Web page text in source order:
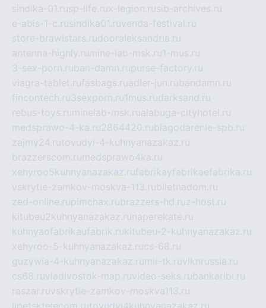
sindika-01.rusp-life.rux-legion.rusib-archives.ru
e-abis-1-c.rusindika01.ruvenda-festival.ru
store-brawlstars.rudooraleksandria.ru
antenna-highly.ru mine-lab-msk.ru1-mus.ru
3-sex-porn.ruban-damn.rupurse-factory.ru
viagra-tablet.rufasbags.ruadler-jun.rubandamn.ru
fincontech.ru3sexporn.ru1mus.rudarksand.ru
rebus-toys.ru minelab-msk.rualabuga-cityhotel.ru
medsprawo-4-ka.ru2864420.rublagodarenie-spb.ru
zajmy24.rutovudyi-4-kuhnyanazakaz.ru
brazzerscom.ru medsprawo4ka.ru
xehyroo5kuhnyanazakaz.rufabrikayfabrikaefabrika.ru
vskrytie-zamkov-moskva-113.rubiletnadom.ru
zed-online.rupimchax.rubrazzers-hd.ruz-host.ru
kitubeu2kuhnyanazakaz.ru naperekate.ru
kuhnyaofabrikaufabrik.rukitubeu-2-kuhnyanazakaz.ru
xehyroo-5-kuhnyanazakaz.rucs-68.ru
guzywia-4-kuhnyanazakaz.ru mir-tk.ruvlknrussia.ru
cs68.ruvladivostok-map.ruvideo-seks.rubankaribi.ru
raszar.ruvskrytie-zamkov-moskva113.ru
lipetsktelecom.rutovudyi4kuhnyanazakaz.ru